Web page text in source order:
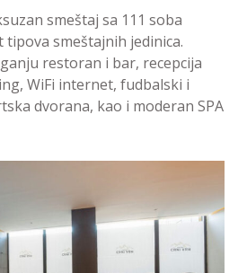
smeštaj sa 111 soba
smeštajnih jedinica.
restoran i bar, recepcija
WiFi internet, fudbalski i
dvorana, kao i moderan SPA